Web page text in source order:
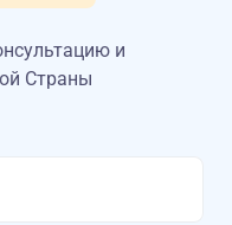
и
Страны